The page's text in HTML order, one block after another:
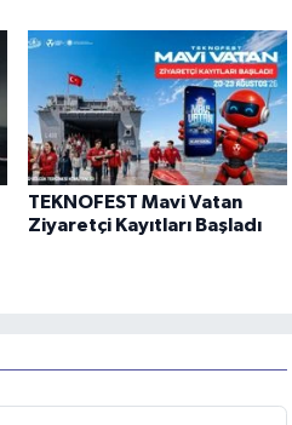
TEKNOFEST Mavi Vatan
Ziyaretçi Kayıtları Başladı